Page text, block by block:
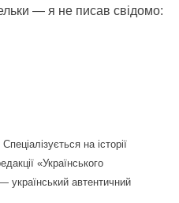
— я не писав свідомо:
на історії
«Українського
український автентичний